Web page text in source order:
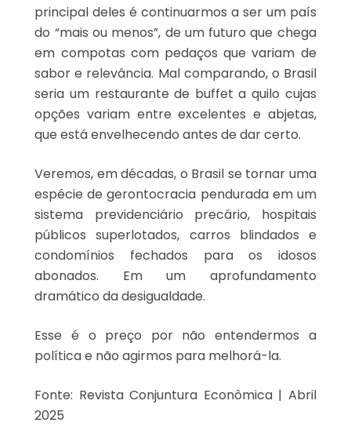
principal deles é continuarmos a ser um país
do “mais ou menos”, de um futuro que chega
em compotas com pedaços que variam de
sabor e relevância. Mal comparando, o Brasil
seria um restaurante de buffet a quilo cujas
opções variam entre excelentes e abjetas,
que está envelhecendo antes de dar certo.
Veremos, em décadas, o Brasil se tornar uma
espécie de gerontocracia pendurada em um
sistema previdenciário precário, hospitais
públicos superlotados, carros blindados e
condomínios fechados para os idosos
abonados. Em um aprofundamento
dramático da desigualdade.
Esse é o preço por não entendermos a
política e não agirmos para melhorá-la.
Fonte: Revista Conjuntura Econômica | Abril
2025